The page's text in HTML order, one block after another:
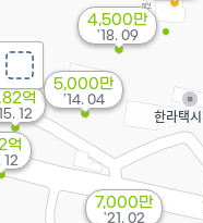
7,000만
'21. 02
4,500만
'18. 09
억
12
억
12
5,000만
'14. 04